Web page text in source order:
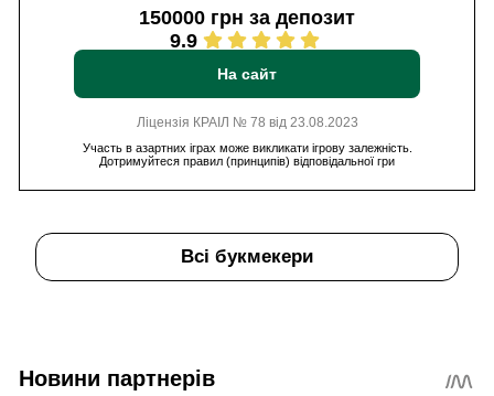
150000 грн за депозит
9.9
На сайт
Ліцензія КРАІЛ № 78 від 23.08.2023
Участь в азартних іграх може викликати ігрову залежність.
Дотримуйтеся правил (принципів) відповідальної гри
Всі букмекери